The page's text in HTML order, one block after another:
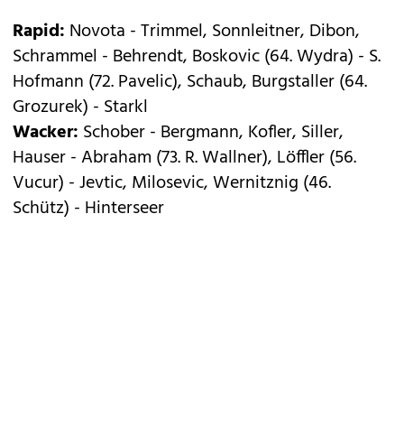
Rapid: Novota - Trimmel, Sonnleitner, Dibon,
Schrammel - Behrendt, Boskovic (64. Wydra) - S.
Hofmann (72. Pavelic), Schaub, Burgstaller (64.
Grozurek) - Starkl
Wacker: Schober - Bergmann, Kofler, Siller,
Hauser - Abraham (73. R. Wallner), Löffler (56.
Vucur) - Jevtic, Milosevic, Wernitznig (46.
Schütz) - Hinterseer